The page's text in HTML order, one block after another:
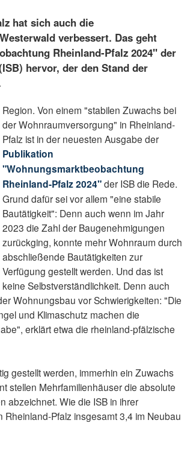
hat sich auch die
verbessert. Das geht
Rheinland-Pfalz 2024" der
hervor, der den Stand der
Region. Von einem "stabilen Zuwachs bei
der Wohnraumversorgung" in Rheinland-
Pfalz ist in der neuesten Ausgabe der
Publikation
"Wohnungsmarktbeobachtung
Rheinland-Pfalz 2024"der ISB die Rede.
Grund dafür sei vor allem "eine stabile
Bautätigkeit": Denn auch wenn im Jahr
2023 die Zahl der Baugenehmigungen
zurückging, konnte mehr Wohnraum durch
abschließende Bautätigkeiten zur
Verfügung gestellt werden. Und das ist
keine Selbstverständlichkeit. Denn auch
Wohnungsbau vor Schwierigkeiten: "Die
und Klimaschutz machen die
erklärt etwa die rheinland-pfälzische
gestellt werden, immerhin ein Zuwachs
stellen Mehrfamilienhäuser die absolute
abzeichnet. Wie die ISB in ihrer
Pfalz insgesamt 3,4 im Neubau